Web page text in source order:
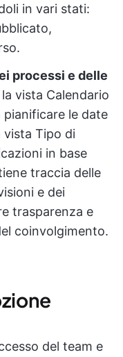
in vari stati:
processi e delle
la vista Calendario
pianificare le date
vista Tipo di
in base
traccia delle
e dei
trasparenza e
coinvolgimento.
del team e